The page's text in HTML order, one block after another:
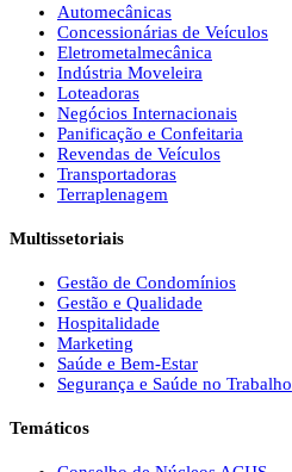
Automecânicas
Concessionárias de Veículos
Eletrometalmecânica
Indústria Moveleira
Loteadoras
Negócios Internacionais
Panificação e Confeitaria
Revendas de Veículos
Transportadoras
Terraplenagem
Multissetoriais
Gestão de Condomínios
Gestão e Qualidade
Hospitalidade
Marketing
Saúde e Bem-Estar
Segurança e Saúde no Trabalho
Temáticos